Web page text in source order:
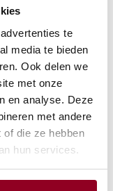
te
media te bieden
Ook delen we
met onze
en analyse. Deze
met andere
die ze hebben
hun services.